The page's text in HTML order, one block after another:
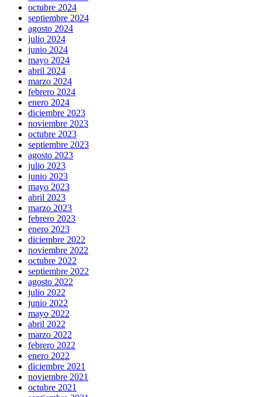
octubre 2024
septiembre 2024
agosto 2024
julio 2024
junio 2024
mayo 2024
abril 2024
marzo 2024
febrero 2024
enero 2024
diciembre 2023
noviembre 2023
octubre 2023
septiembre 2023
agosto 2023
julio 2023
junio 2023
mayo 2023
abril 2023
marzo 2023
febrero 2023
enero 2023
diciembre 2022
noviembre 2022
octubre 2022
septiembre 2022
agosto 2022
julio 2022
junio 2022
mayo 2022
abril 2022
marzo 2022
febrero 2022
enero 2022
diciembre 2021
noviembre 2021
octubre 2021